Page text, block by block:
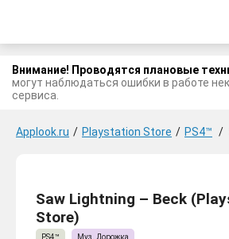
Внимание! Проводятся плановые
могут наблюдаться ошибки в работе
сервиса.
Applook.ru / Playstation Store / PS4™ /
Saw Lightning – Beck
Store)
PS4™ Муз. Дорожка